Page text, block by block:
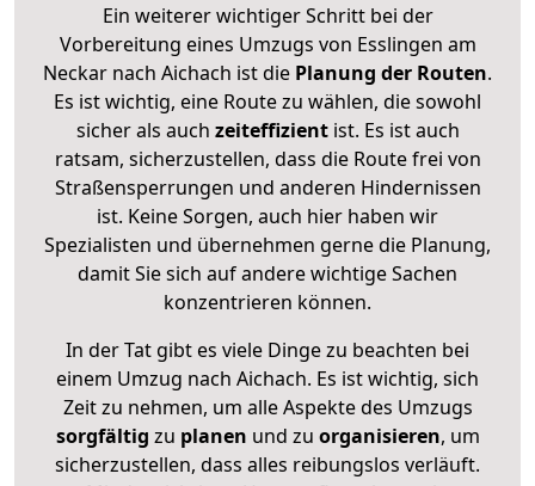
Ein weiterer wichtiger Schritt bei der
Vorbereitung eines Umzugs von Esslingen am
Neckar nach Aichach ist die Planung der Routen.
Es ist wichtig, eine Route zu wählen, die sowohl
sicher als auch zeiteffizientist. Es ist auch
ratsam, sicherzustellen, dass die Route frei von
Straßensperrungen und anderen Hindernissen
ist. Keine Sorgen, auch hier haben wir
Spezialisten und übernehmen gerne die Planung,
damit Sie sich auf andere wichtige Sachen
konzentrieren können.
In der Tat gibt es viele Dinge zu beachten bei
einem Umzug nach Aichach. Es ist wichtig, sich
Zeit zu nehmen, um alle Aspekte des Umzugs
sorgfältig zu planen und zu organisieren, um
sicherzustellen, dass alles reibungslos verläuft.